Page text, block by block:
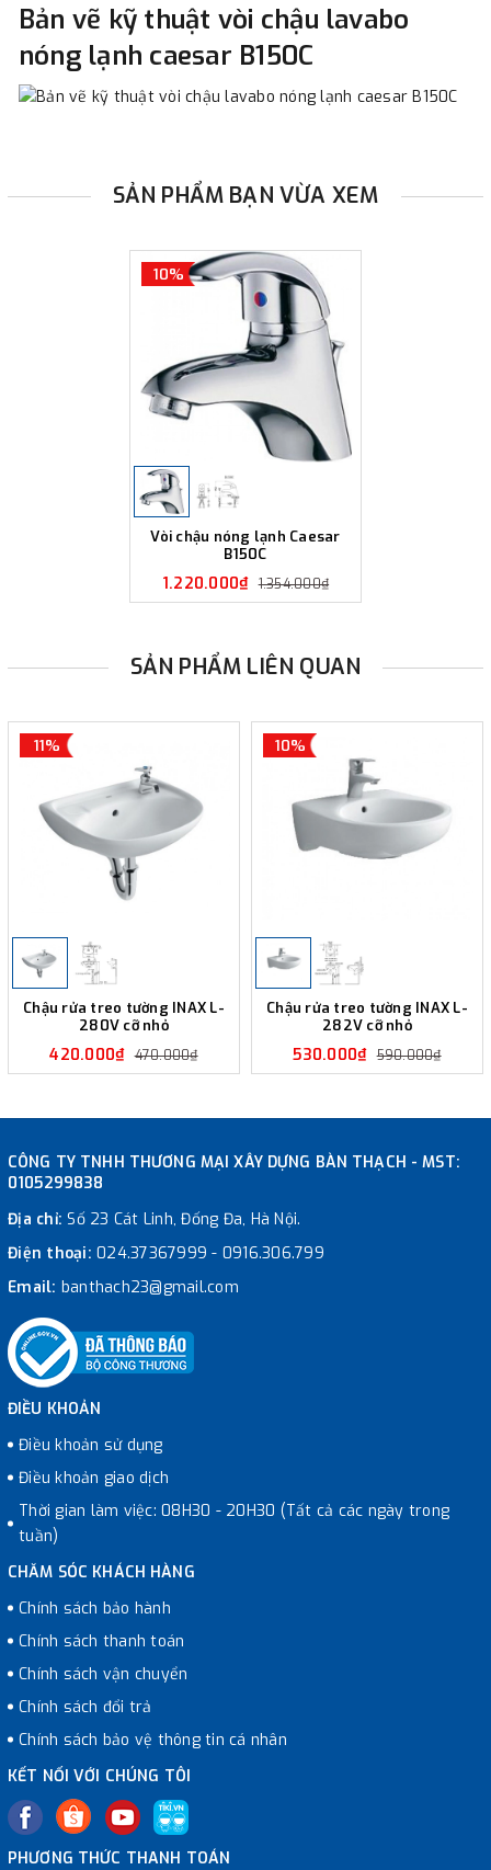
Bản vẽ kỹ thuật vòi chậu lavabo
nóng lạnh caesar B150C
SẢN PHẨM BẠN VỪA XEM
10%
Vòi chậu nóng lạnh Caesar
B150C
1.220.000₫ 1.354.000₫
SẢN PHẨM LIÊN QUAN
11%
Chậu rửa treo tường INAX L-
280V cỡ nhỏ
420.000₫ 470.000₫
10%
Chậu rửa treo tường INAX L-
282V cỡ nhỏ
530.000₫ 590.000₫
CÔNG TY TNHH THƯƠNG MẠI XÂY DỰNG BÀN THẠCH - MST:
0105299838
Địa chỉ:Số 23 Cát Linh, Đống Đa, Hà Nội.
Điện thoại: 024.37367999 - 0916.306.799
Email: banthach23@gmail.com
ĐIỀU KHOẢN
Điều khoản sử dụng
Điều khoản giao dịch
Thời gian làm việc: 08H30 - 20H30 (Tất cả các ngày trong
tuần)
CHĂM SÓC KHÁCH HÀNG
Chính sách bảo hành
Chính sách thanh toán
Chính sách vận chuyển
Chính sách đổi trả
Chính sách bảo vệ thông tin cá nhân
KẾT NỐI VỚI CHÚNG TÔI
PHƯƠNG THỨC THANH TOÁN